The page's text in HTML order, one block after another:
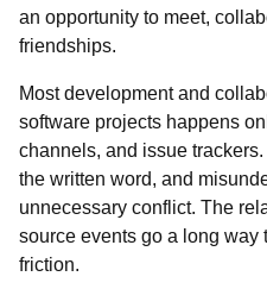
an opportunity to meet,
friendships.
Most development and
software projects happens
channels, and issue
the written word, and
unnecessary conflict. The
source events go a long
friction.